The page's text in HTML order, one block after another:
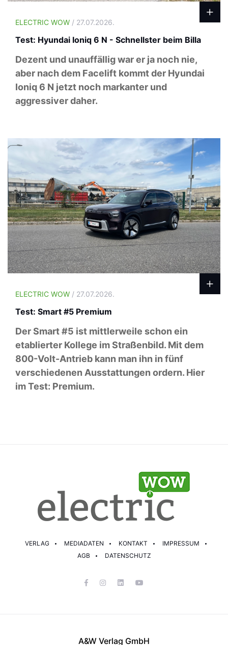
ELECTRIC WOW / 27.07.2026.
Test: Hyundai Ioniq 6 N - Schnellster beim Billa
Dezent und unauffällig war er ja noch nie,
aber nach dem Facelift kommt der Hyundai
Ioniq 6 N jetzt noch markanter und
aggressiver daher.
ELECTRIC WOW / 27.07.2026.
Test: Smart #5 Premium
Der Smart #5 ist mittlerweile schon ein
etablierter Kollege im Straßenbild. Mit dem
800-Volt-Antrieb kann man ihn in fünf
verschiedenen Ausstattungen ordern. Hier
im Test: Premium.
VERLAG MEDIADATEN KONTAKT
IMPRESSUM
AGB
DATENSCHUTZ
A&W Verlag GmbH